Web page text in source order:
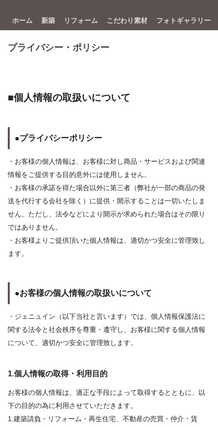
ホーム 新築 リフォーム こだわり素材 フォトギャラリー
プライバシー・ポリシー
■個人情報の取扱いについて
●プライバシーポリシー
・お客様の個人情報は、お客様に対し商品・サービスおよび関連
情報をご提供する目的意外には使用しません。
・お客様の承諾を得た場合以外に第三者（弊社が一部の商品の発
送を代行する会社を除く）に提供・開示することは一切いたしま
せん。ただし、法令などにより開示が求められた場合はその限り
ではありません。
・お客様よりご提供頂いた個人情報は、適切かつ安全に管理致し
ます。
●お客様の個人情報の取扱いについて
・ジェニュイン（以下当社と言います）では、個人情報保護法に
関する法令と社会秩序を尊重・遵守し、お客様に関する個人情報
について、適切かつ安全に管理致します。
1.個人情報の取得・利用目的
お客様の個人情報は、適正な手段によって取得するとともに、以
下の目的の為に利用させていただきます。
1.建築請負・リフォーム・再生住宅、不動産の売買・仲介・賃